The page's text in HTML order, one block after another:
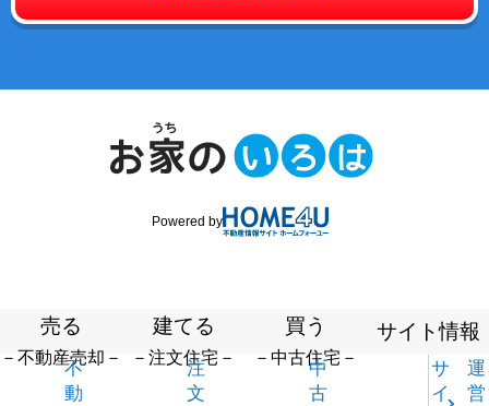
Powered by
売る
－不動産売却－
不
動
建てる
－注文住宅－
注
文
買う
－中古住宅－
中
古
サイト情報
サ
イ
運
営